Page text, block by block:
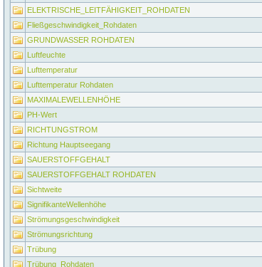
ELEKTRISCHE_LEITFÄHIGKEIT_ROHDATEN
Fließgeschwindigkeit_Rohdaten
GRUNDWASSER ROHDATEN
Luftfeuchte
Lufttemperatur
Lufttemperatur Rohdaten
MAXIMALEWELLENHÖHE
PH-Wert
RICHTUNGSTROM
Richtung Hauptseegang
SAUERSTOFFGEHALT
SAUERSTOFFGEHALT ROHDATEN
Sichtweite
SignifikanteWellenhöhe
Strömungsgeschwindigkeit
Strömungsrichtung
Trübung
Trübung_Rohdaten